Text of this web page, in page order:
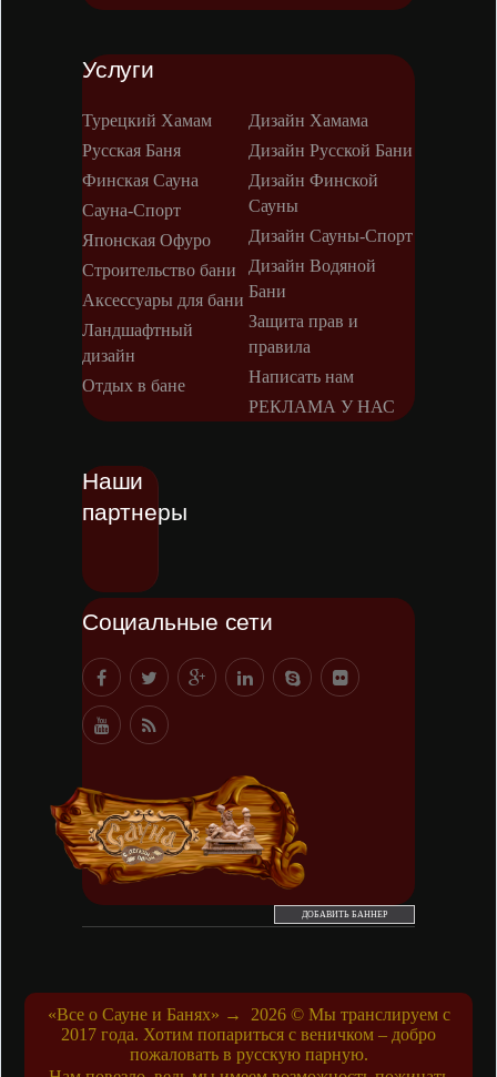
Услуги
Турецкий Хамам
Русская Баня
Финская Сауна
Сауна-Спорт
Японская Офуро
Строительство бани
Аксессуары для бани
Ландшафтный
дизайн
Отдых в бане
Дизайн Хамама
Дизайн Русской Бани
Дизайн Финской
Сауны
Дизайн Сауны-Спорт
Дизайн Водяной
Бани
Защита прав и
правила
Написать нам
РЕКЛАМА У НАС
Наши
партнеры
Социальные сети
ДОБАВИТЬ БАННЕР
«Все о Сауне и Банях» → 2026© Мы транслируем с
2017 года. Хотим попариться с веничком – добро
пожаловать в русскую парную.